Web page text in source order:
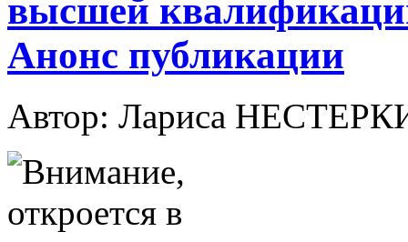
высшей
Анонс публикации
Автор: Лариса